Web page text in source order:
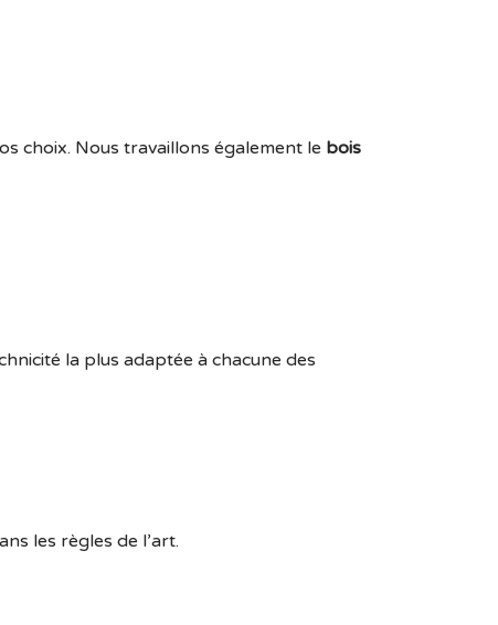
choix. Nous travaillons également le bois
la plus adaptée à chacune des
les règles de l’art.